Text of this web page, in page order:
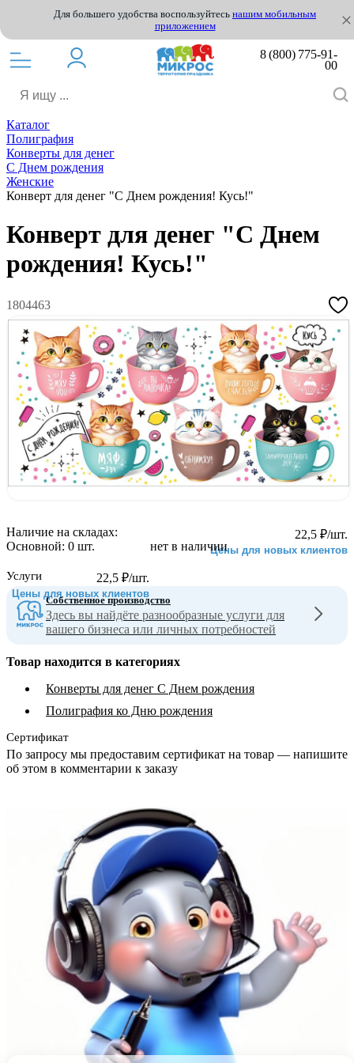
Для большего удобства воспользуйтесь нашим мобильным
приложением
8 (800) 775-91-
00
Каталог
Полиграфия
Конверты для денег
С Днем рождения
Женские
Конверт для денег "С Днем рождения! Кусь!"
Конверт для денег "С Днем
рождения! Кусь!"
1804463
22,5 ₽/шт.
Цены для новых клиентов
нет в наличии
22,5 ₽/шт.
Цены для новых клиентов
Наличие на складах:
Основной: 0 шт.
Услуги
Собственное производство
Здесь вы найдёте разнообразные услуги для
вашего бизнеса или личных потребностей
Товар находится в категориях
Конверты для денег С Днем рождения
Полиграфия ко Дню рождения
Сертификат
По запросу мы предоставим сертификат на товар — напишите
об этом в комментарии к заказу